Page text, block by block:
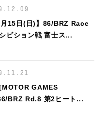
月15日(日)】86/BRZ Race
ビション戦 富士ス...
GAMES
BRZ Rd.8 第2ヒート...